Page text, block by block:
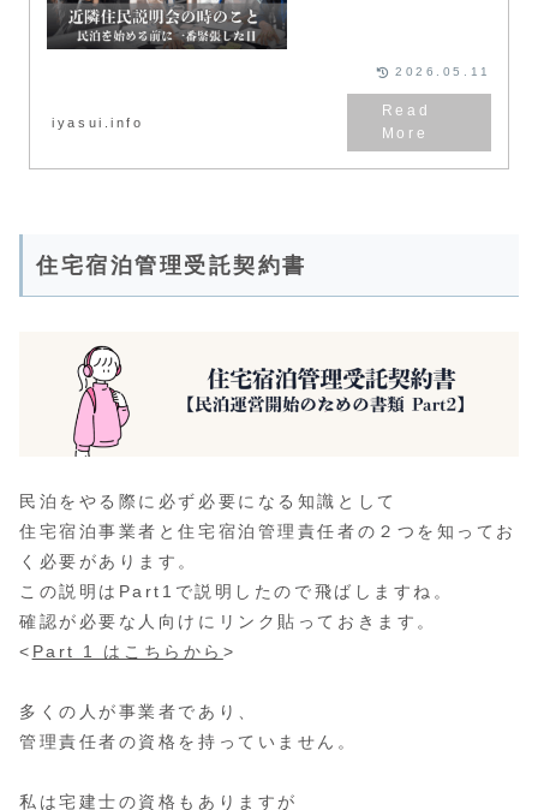
iyasui.info
2026.05.11
住宅宿泊管理受託契約書
民泊をやる際に必ず必要になる知識として
住宅宿泊事業者と住宅宿泊管理責任者の２つを知ってお
く必要があります。
この説明はPart1で説明したので飛ばしますね。
確認が必要な人向けにリンク貼っておきます。
< Part 1 はこちらから >
多くの人が事業者であり、
管理責任者の資格を持っていません。
私は宅建士の資格もありますが